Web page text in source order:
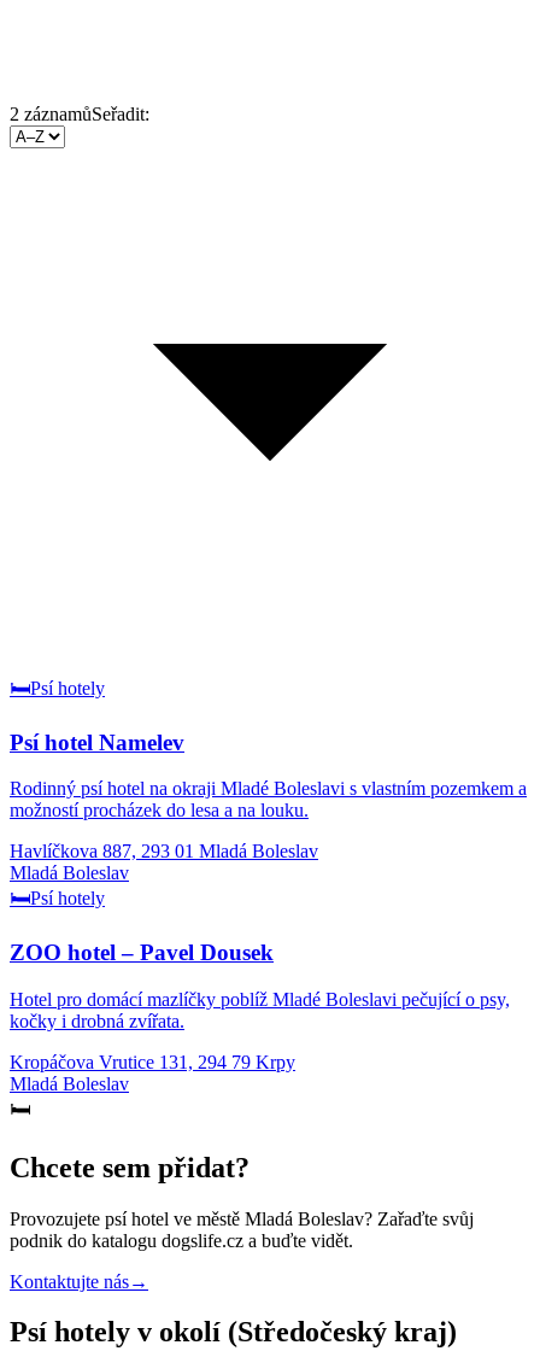
2 záznamůSeřadit:
🛏️Psí hotely
Psí hotel Namelev
Rodinný psí hotel na okraji Mladé Boleslavi s vlastním pozemkem a
možností procházek do lesa a na louku.
Havlíčkova 887, 293 01 Mladá Boleslav
Mladá Boleslav
🛏️Psí hotely
ZOO hotel – Pavel Dousek
Hotel pro domácí mazlíčky poblíž Mladé Boleslavi pečující o psy,
kočky i drobná zvířata.
Kropáčova Vrutice 131, 294 79 Krpy
Mladá Boleslav
🛏️
Chcete sem přidat?
Provozujete psí hotel ve městě Mladá Boleslav? Zařaďte svůj
podnik do katalogu dogslife.cz a buďte vidět.
Kontaktujte nás→
Psí hotely v okolí (Středočeský kraj)